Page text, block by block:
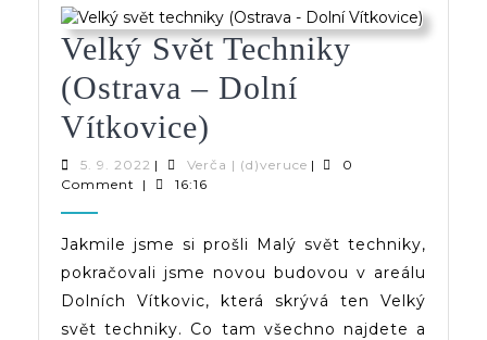
Velký Svět Techniky
(Ostrava – Dolní
Vítkovice)
Svět
(Ostrava
–
Dolní
5. 9. 2022 5.
9.
| Verča | (d)veruceVerča
|
0
Comment
| 16:16
Jakmile jsme si prošli Malý svět techniky,
pokračovali jsme novou budovou v areálu
Dolních Vítkovic, která skrývá ten Velký
svět techniky. Co tam všechno najdete a